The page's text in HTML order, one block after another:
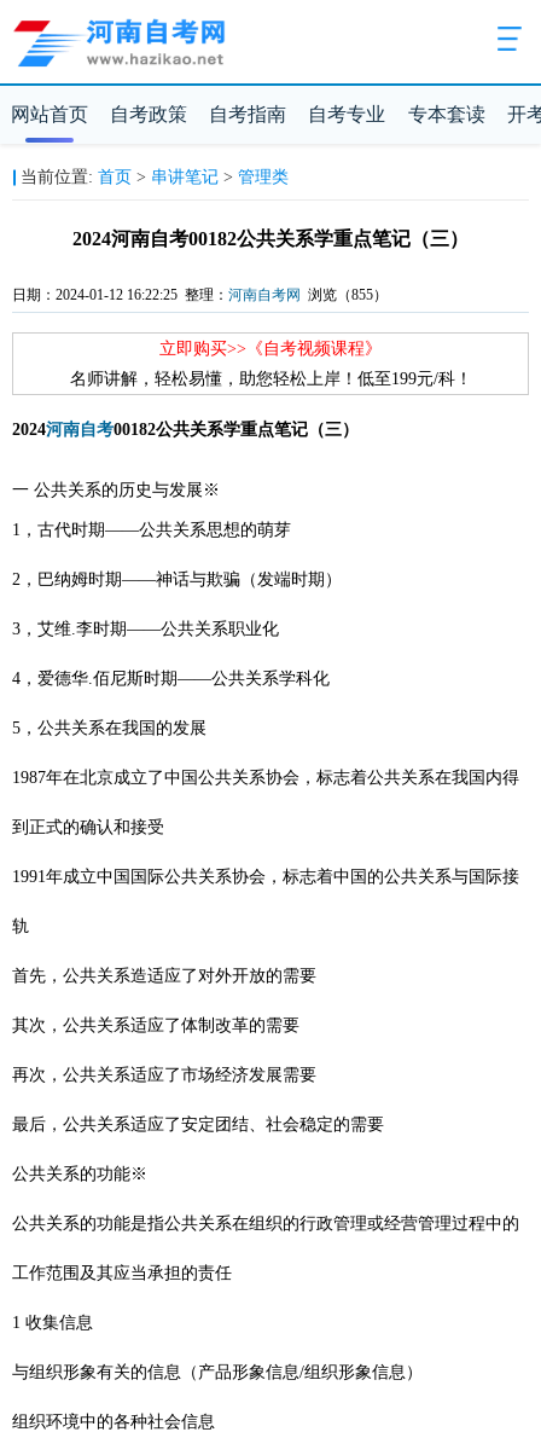
网站首页 自考政策 自考指南 自考专业 专本套读 开
当前位置: 首页 > 串讲笔记> 管理类
2024河南自考00182公共关系学重点笔记（三）
日期：2024-01-12 16:22:25 整理： 河南自考网 浏览（855）
立即购买>>《自考视频课程》
名师讲解，轻松易懂，助您轻松上岸！低至199元/科！
2024河南自考00182公共关系学重点笔记（三）
一 公共关系的历史与发展※
1，古代时期——公共关系思想的萌芽
2，巴纳姆时期——神话与欺骗（发端时期）
3，艾维.李时期——公共关系职业化
4，爱德华.佰尼斯时期——公共关系学科化
5，公共关系在我国的发展
1987年在北京成立了中国公共关系协会，标志着公共关系在我国内得
到正式的确认和接受
1991年成立中国国际公共关系协会，标志着中国的公共关系与国际接
轨
首先，公共关系造适应了对外开放的需要
其次，公共关系适应了体制改革的需要
再次，公共关系适应了市场经济发展需要
最后，公共关系适应了安定团结、社会稳定的需要
公共关系的功能※
公共关系的功能是指公共关系在组织的行政管理或经营管理过程中的
工作范围及其应当承担的责任
1 收集信息
与组织形象有关的信息（产品形象信息/组织形象信息）
组织环境中的各种社会信息